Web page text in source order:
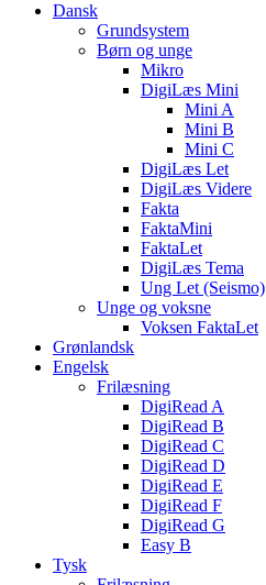
Dansk
Grundsystem
Børn og unge
Mikro
DigiLæs Mini
Mini A
Mini B
Mini C
DigiLæs Let
DigiLæs Videre
Fakta
FaktaMini
FaktaLet
DigiLæs Tema
Ung Let (Seismo)
Unge og voksne
Voksen FaktaLet
Grønlandsk
Engelsk
Frilæsning
DigiRead A
DigiRead B
DigiRead C
DigiRead D
DigiRead E
DigiRead F
DigiRead G
Easy B
Tysk